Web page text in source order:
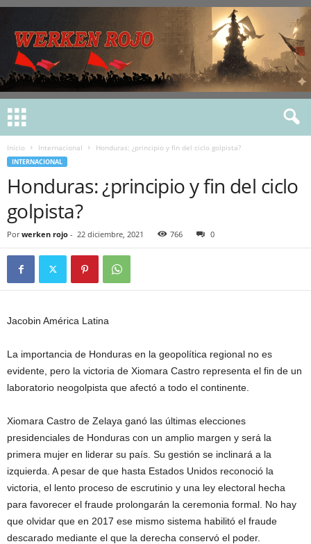
Inicio Internacional Honduras: ¿principio y fin del ciclo golpista?
INTERNACIONAL
Honduras: ¿principio y fin del ciclo
golpista?
Por werken rojo - 22 diciembre, 2021 766 0
Jacobin América Latina
La importancia de Honduras en la geopolítica regional no es
evidente, pero la victoria de Xiomara Castro representa el fin de un
laboratorio neogolpista que afectó a todo el continente.
Xiomara Castro de Zelaya ganó las últimas elecciones
presidenciales de Honduras con un amplio margen y será la
primera mujer en liderar su país. Su gestión se inclinará a la
izquierda. A pesar de que hasta Estados Unidos reconoció la
victoria, el lento proceso de escrutinio y una ley electoral hecha
para favorecer el fraude prolongarán la ceremonia formal. No hay
que olvidar que en 2017 ese mismo sistema habilitó el fraude
descarado mediante el que la derecha conservó el poder.